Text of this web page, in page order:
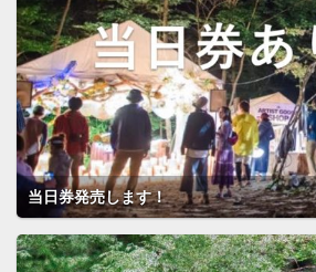
当日券発売します！